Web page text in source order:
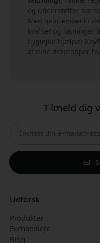
og understøtter
Med gennemtænkt
kvalitet og løsninger
hygiejne hjælper
af dine ørepropper
Tilmeld dig
Udforsk
Produkter
Forhandlere
Blog